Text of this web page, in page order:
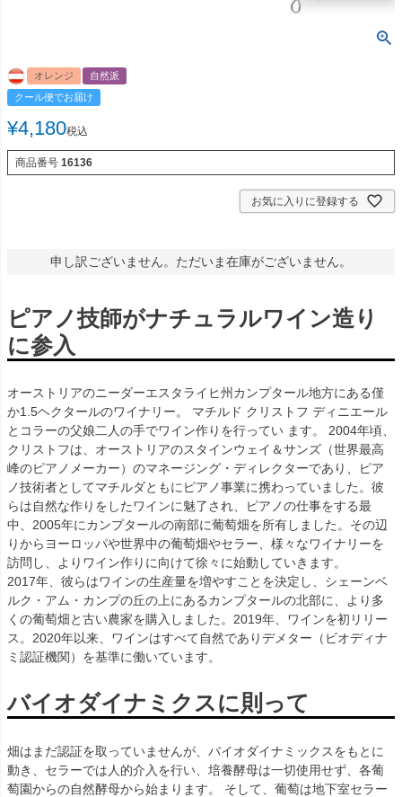
オレンジ
自然派
クール便でお届け
¥4,180税込
商品番号 16136
お気に入りに登録する
申し訳ございません。ただいま在庫がございません。
ピアノ技師がナチュラルワイン造り
に参入
オーストリアのニーダーエスタライヒ州カンプタール地方にある僅
か1.5ヘクタールのワイナリー。 マチルド クリストフ ディニエール
とコラーの父娘二人の手でワイン作りを行ってい ます。 2004年頃、
クリストフは、オーストリアのスタインウェイ＆サンズ（世界最高
峰のピアノメーカー）のマネージング・ディレクターであり、ピア
ノ技術者としてマチルダともにピアノ事業に携わっていました。彼
らは自然な作りをしたワインに魅了され、ピアノの仕事をする最
中、2005年にカンプタールの南部に葡萄畑を所有しました。その辺
りからヨーロッパや世界中の葡萄畑やセラー、様々なワイナリーを
訪問し、よりワイン作りに向けて徐々に始動していきます。
2017年、彼らはワインの生産量を増やすことを決定し、シェーンベ
ルク・アム・カンプの丘の上にあるカンプタールの北部に、より多
くの葡萄畑と古い農家を購入しました。2019年、ワインを初リリー
ス。2020年以来、ワインはすべて自然でありデメター（ビオディナ
ミ認証機関）を基準に働いています。
バイオダイナミクスに則って
畑はまだ認証を取っていませんが、バイオダイナミックスをもとに
動き、セラーでは人的介入を行い、培養酵母は一切使用せず、各葡
萄園からの自然酵母から始まります。 そして、葡萄は地下室セラー